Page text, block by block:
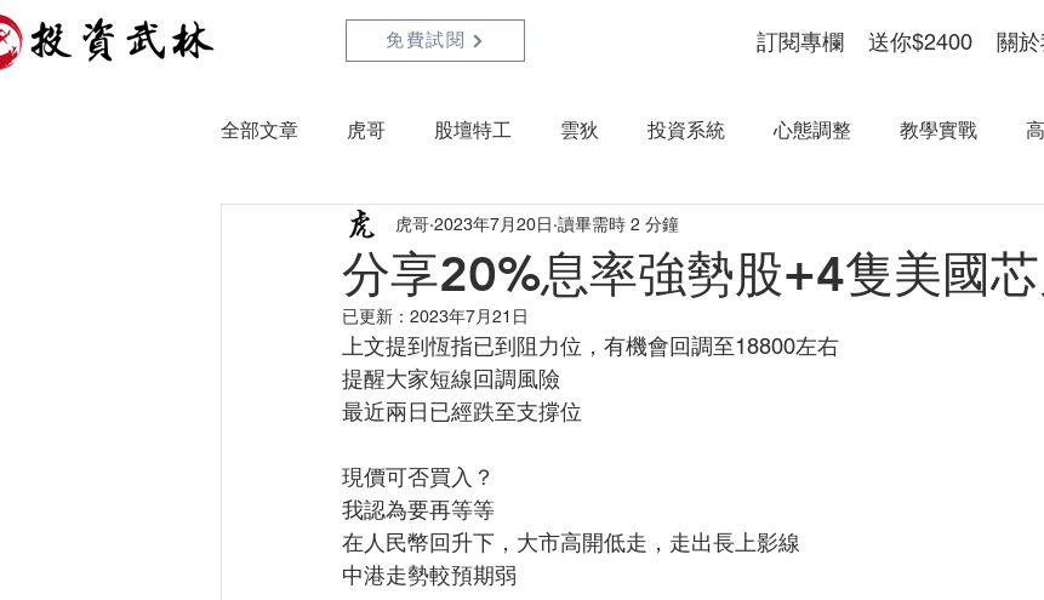
訂閱專欄 送你$2400 關
免費試閱
全部文章 虎哥 股壇特工 雲狄 投資系統 心態調整 教學實戰
分享20%息率強勢股+4隻美國
虎哥 2023年7月20日 讀畢需時 2 分鐘
已更新： 2023年7月21日
上文提到恆指已到阻力位，有機會回調至18800左右
提醒大家短線回調風險
最近兩日已經跌至支撐位
現價可否買入？
我認為要再等等
在人民幣回升下，大市高開低走，走出長上影線
中港走勢較預期弱